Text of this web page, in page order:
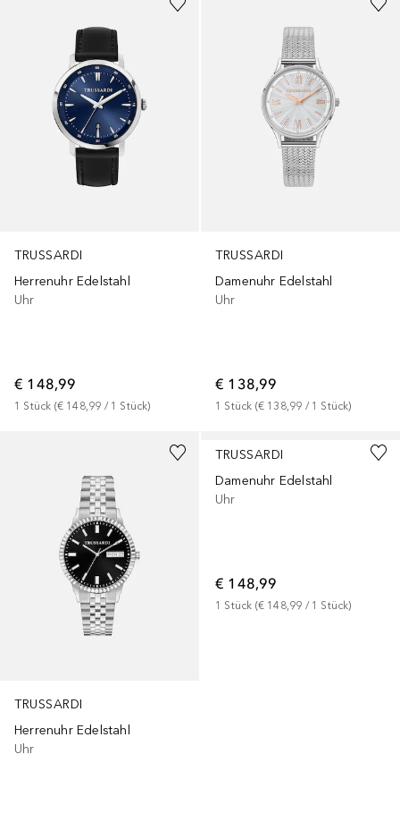
TRUSSARDI
Herrenuhr Edelstahl
Uhr
€ 148,99
1 Stück (€ 148,99 / 1 Stück)
TRUSSARDI
Damenuhr Edelstahl
Uhr
€ 138,99
1 Stück (€ 138,99 / 1 Stück)
TRUSSARDI
Herrenuhr Edelstahl
Uhr
TRUSSARDI
Damenuhr Edelstahl
Uhr
€ 148,99
1 Stück (€ 148,99 / 1 Stück)